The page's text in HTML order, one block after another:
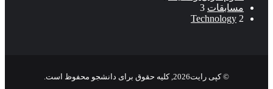
مسابقات 3
Technology 2
© کپی رایت2026, کلیه حقوق برای دانشجو محفوظ است.